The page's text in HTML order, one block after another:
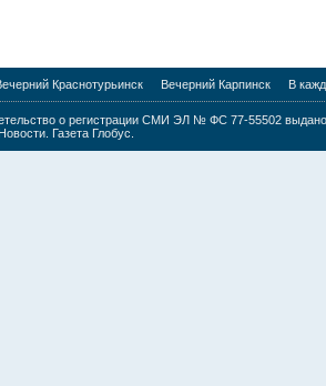
Краснотурьинск Вечерний Карпинск В
о регистрации СМИ ЭЛ № ФС 77-55502
Газета Глобус